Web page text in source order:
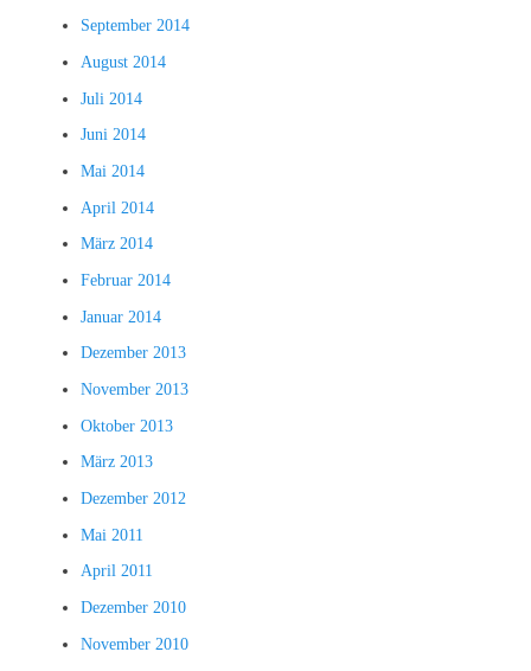
September 2014
August 2014
Juli 2014
Juni 2014
Mai 2014
April 2014
März 2014
Februar 2014
Januar 2014
Dezember 2013
November 2013
Oktober 2013
März 2013
Dezember 2012
Mai 2011
April 2011
Dezember 2010
November 2010